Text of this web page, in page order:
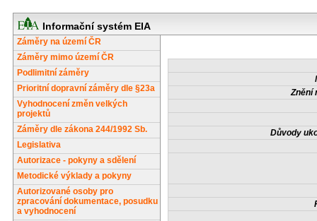
Informační systém EIA
Záměry na území ČR
Záměry mimo území ČR
Podlimitní záměry
Prioritní dopravní záměry dle §23a
Vyhodnocení změn velkých
projektů
Záměry dle zákona 244/1992 Sb.
Legislativa
Autorizace - pokyny a sdělení
Metodické výklady a pokyny
Autorizované osoby pro
zpracování dokumentace, posudku
a vyhodnocení
Znění
Důvody